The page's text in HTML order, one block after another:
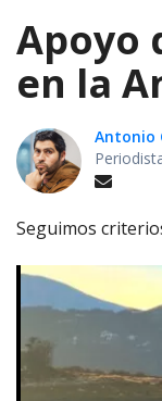
Apoyo
en la
Antonio
Seguimos